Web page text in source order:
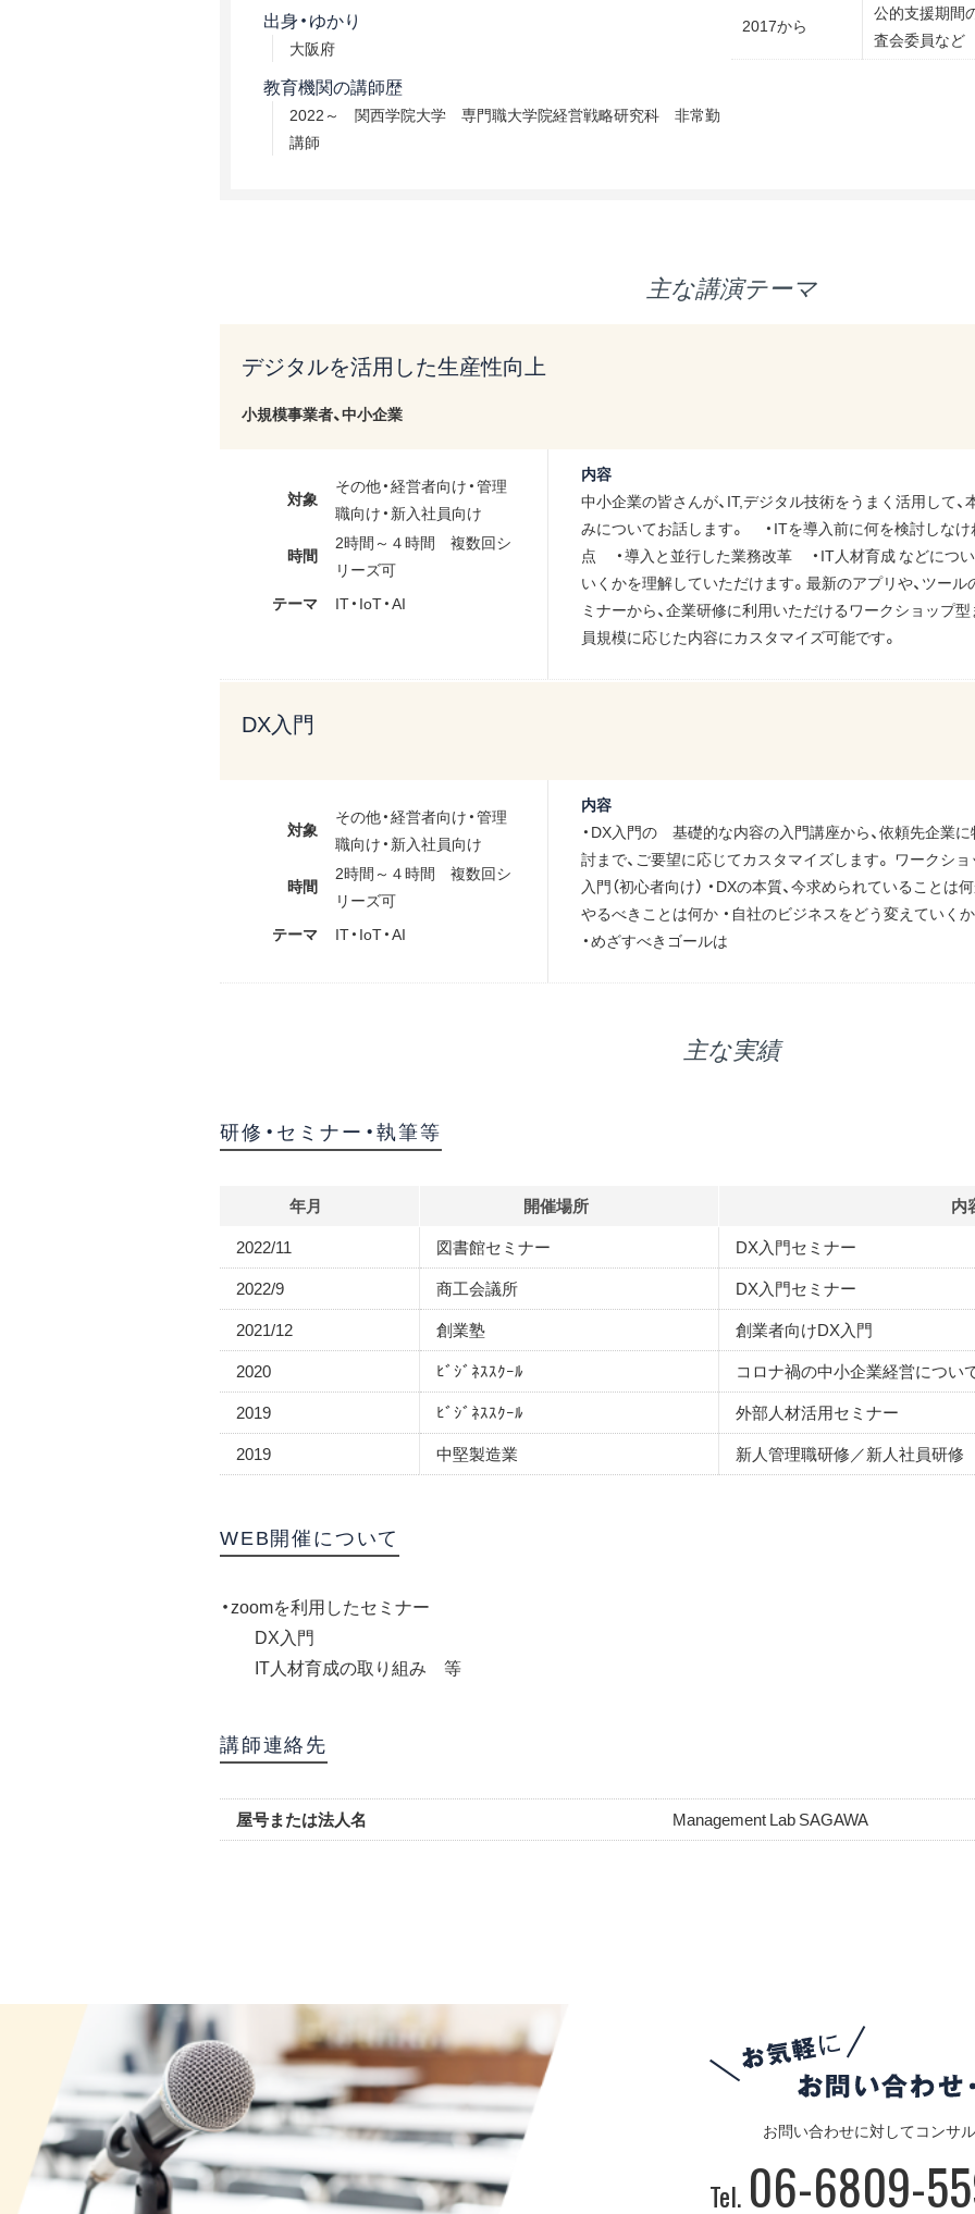
出身・ゆかり
大阪府
教育機関の講師歴
2022～ 関西学院大学 専門職大学院経営戦略研究科 非常勤
講師
2017から
公的支援期間
査会委員など
主な講演テーマ
デジタルを活用した生産性向上
小規模事業者、中小企業
対象
その他・経営者向け・管理
職向け・新入社員向け
時間
2時間～４時間 複数回シ
リーズ可
テーマ
IT・IoT・AI
内容
中小企業の皆さんが、IT,デジタル技術をうまく活用して
みについてお話します。 ・ITを導入前に何を検討しな
点 ・導入と並行した業務改革 ・IT人材育成 などについ
いくかを理解していただけます。最新のアプリや、ツー
ミナーから、企業研修に利用いただけるワークショップ
員規模に応じた内容にカスタマイズ可能です。
DX入門
対象
その他・経営者向け・管理
職向け・新入社員向け
時間
2時間～４時間 複数回シ
リーズ可
テーマ
IT・IoT・AI
内容
・DX入門の 基礎的な内容の入門講座から、依頼先企業
討まで、ご要望に応じてカスタマイズします。 ワークシ
入門（初心者向け） ・DXの本質、今求められていることは
やるべきことは何か ・自社のビジネスをどう変えていく
・めざすべきゴールは
主な実績
研修・セミナー・執筆等
年月 開催場所
内
2022/11
図書館セミナー
DX入門セミナー
2022/9
商工会議所
DX入門セミナー
2021/12
創業塾
創業者向けDX入門
2020
ﾋﾞｼﾞﾈｽｽｸｰﾙ
コロナ禍の中小企業経営につい
2019
ﾋﾞｼﾞﾈｽｽｸｰﾙ
外部人材活用セミナー
2019
中堅製造業 新人管理職研修／新人社員研修
WEB開催について
・zoomを利用したセミナー
DX入門
IT人材育成の取り組み 等
講師連絡先
屋号または法人名 Management Lab SAGAWA
お問い合わせに対してコンサ
Tel. 06-6809-